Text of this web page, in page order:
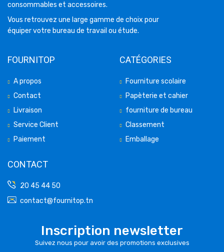
consommables et accessoires.
Vous retrouvez une large gamme de choix pour
équiper votre bureau de travail ou étude.
FOURNITOP
A propos
Contact
Livraison
Service Client
Paiement
CATÉGORIES
Fourniture scolaire
Papèterie et cahier
fourniture de bureau
Classement
Emballage
CONTACT
20 45 44 50
contact@fournitop.tn
Inscription newsletter
Suivez nous pour avoir des promotions exclusives